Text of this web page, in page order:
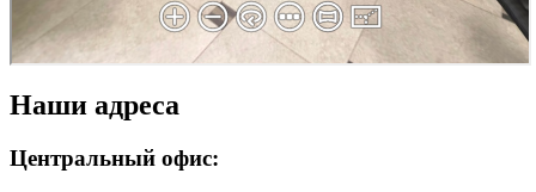
Наши адреса
Центральный офис: